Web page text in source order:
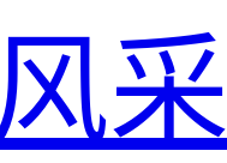
采